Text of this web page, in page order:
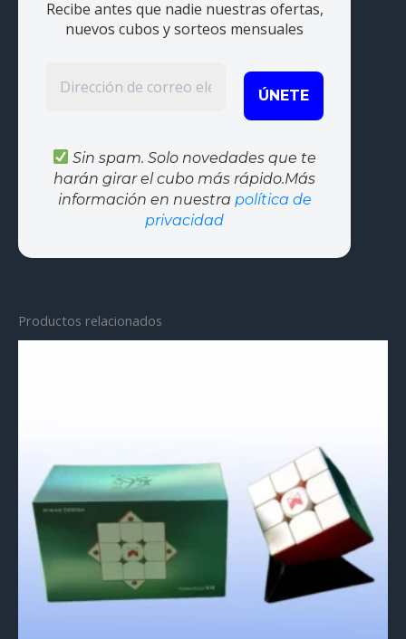
Recibe antes que nadie nuestras ofertas,
nuevos cubos y sorteos mensuales
Sin spam. Solo novedades que te
harán girar el cubo más rápido.Más
información en nuestra política de
privacidad
Productos relacionados